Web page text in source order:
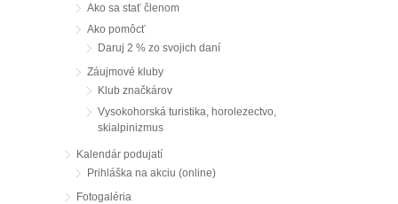
Ako sa stať členom
Ako pomôcť
Daruj 2 % zo svojich daní
Záujmové kluby
Klub značkárov
Vysokohorská turistika, horolezectvo,
skialpinizmus
Kalendár podujatí
Prihláška na akciu (online)
Fotogaléria